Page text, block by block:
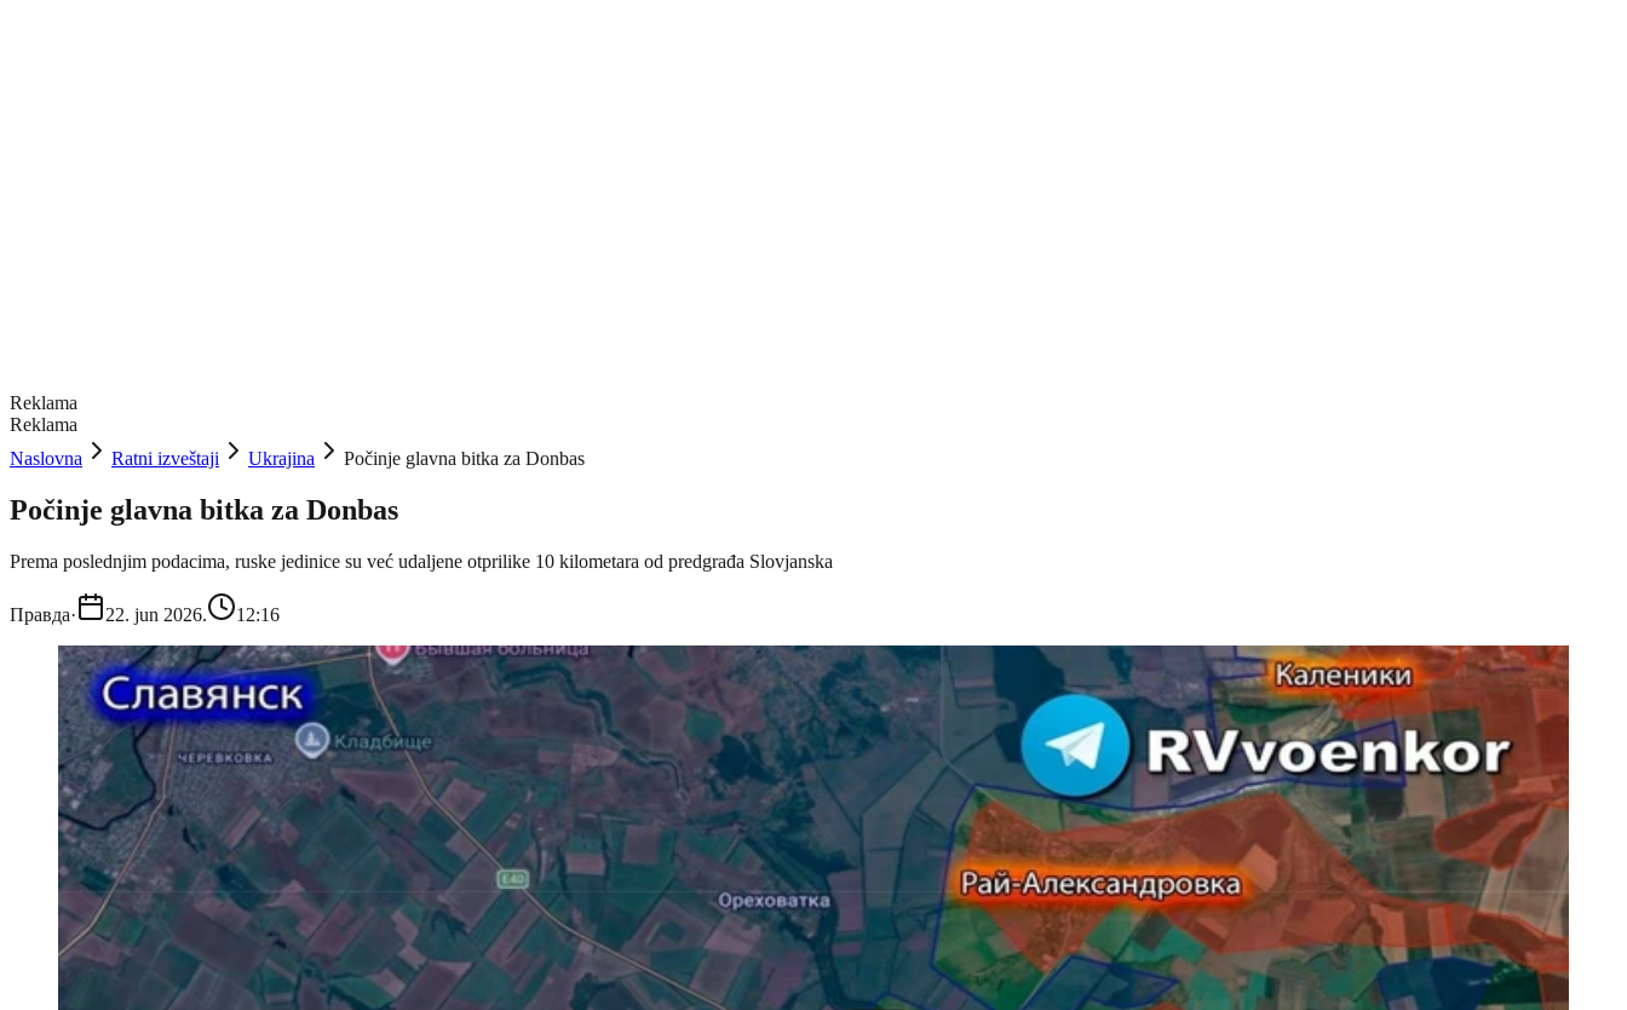
Reklama
Reklama
Naslovna
Ratni izveštaji Ukrajina Počinje glavna bitka za Donbas
Počinje glavna bitka za Donbas
Prema poslednjim podacima, ruske jedinice su već udaljene otprilike 10 kilometara od predgrađa Slovjanska
Правда· 22. jun 2026. 12:16